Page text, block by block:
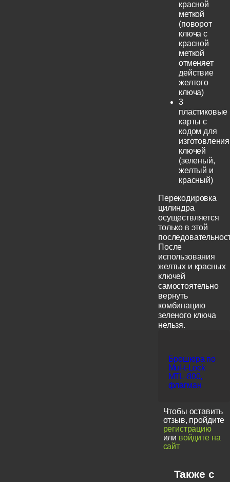
красной
меткой
(поворот
ключа с
красной
меткой
отменяет
действие
желтого
ключа)
3
пластиковые
карты с
кодом для
изготовления
ключей
(зеленый,
желтый и
красный)
Перекодировка
цилиндра
осуществляется
только в этой
После
использования
желтых и красных
ключей
самостоятельно
вернуть
комбинацию
зеленого ключа
нельзя.
Брошюра по
Mul-t-Lock
MTL-800,
флагман
Чтобы оставить
отзыв, пройдите
регистрацию
или войдите на
сайт
Также с